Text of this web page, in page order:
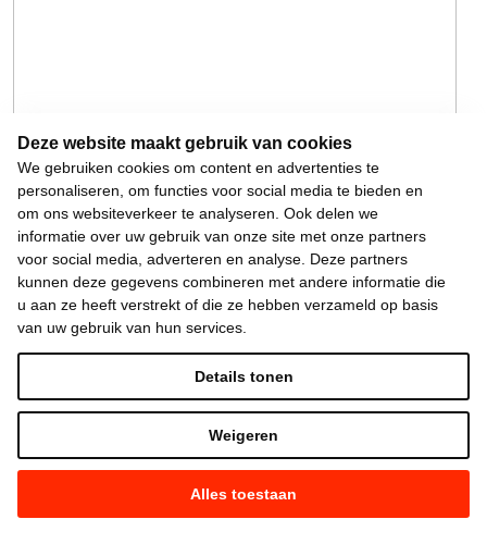
Deze website maakt gebruik van cookies
We gebruiken cookies om content en advertenties te
personaliseren, om functies voor social media te bieden en
om ons websiteverkeer te analyseren. Ook delen we
informatie over uw gebruik van onze site met onze partners
voor social media, adverteren en analyse. Deze partners
kunnen deze gegevens combineren met andere informatie die
u aan ze heeft verstrekt of die ze hebben verzameld op basis
van uw gebruik van hun services.
Alles toestaan
Weigeren
Details tonen